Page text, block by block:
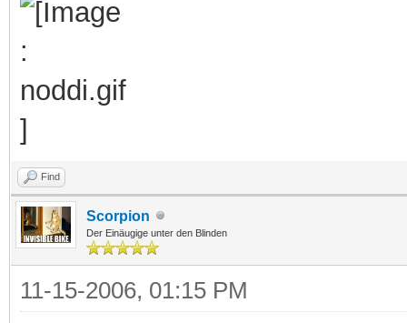
Find
Scorpion
Der Einäugige unter den Blinden
11-15-2006, 01:15 PM